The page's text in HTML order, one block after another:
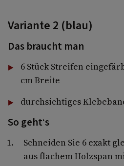
Variante 2 (blau)
Das braucht man
6 Stück Streifen
cm Breite
durchsichtiges
So geht‘s
Schneiden Sie 6 exakt
aus flachem Holzspan